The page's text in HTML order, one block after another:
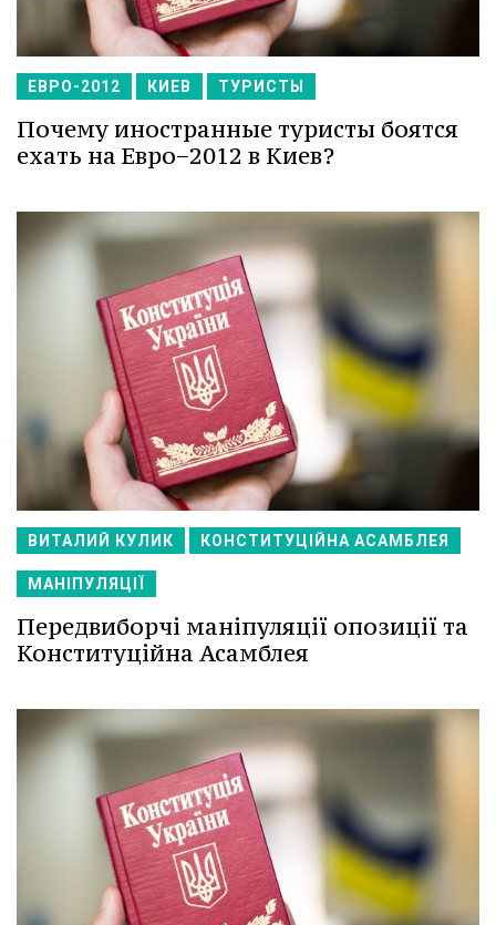
ЕВРО-2012 КИЕВ ТУРИСТЫ
Почему иностранные туристы боятся
ехать на Евро−2012 в Киев?
ВИТАЛИЙ КУЛИК КОНСТИТУЦІЙНА АСАМБЛЕЯ
МАНІПУЛЯЦІЇ
Передвиборчі маніпуляції опозиції та
Конституційна Асамблея